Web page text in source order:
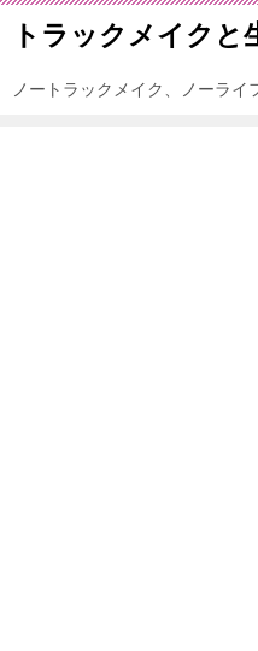
トラックメイクと
ノートラックメイク、ノーライ